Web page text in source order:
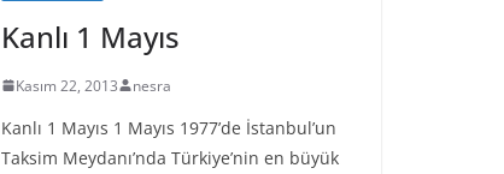
Kanlı 1 Mayıs
Kasım 22, 2013 nesra
Kanlı 1 Mayıs 1 Mayıs 1977’de İstanbul’un
Taksim Meydanı’nda Türkiye’nin en büyük